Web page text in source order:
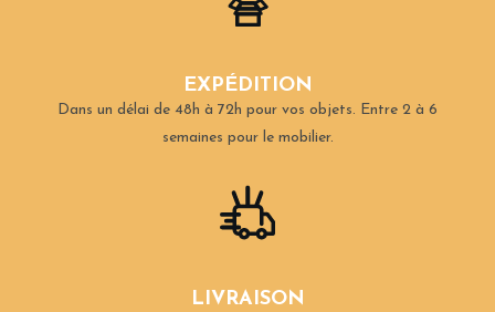
EXPÉDITION
Dans un délai de 48h à 72h pour vos objets. Entre 2 à 6
semaines pour le mobilier.
LIVRAISON